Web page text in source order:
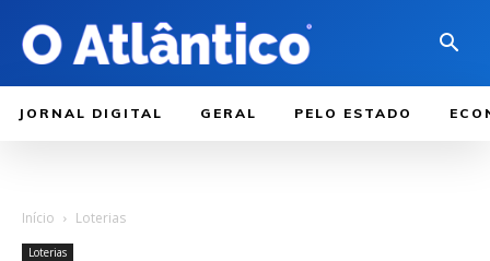
JORNAL DIGITAL GERAL PELO ESTADO
Início Loterias
Loterias